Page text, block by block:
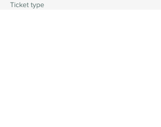
Ticket type